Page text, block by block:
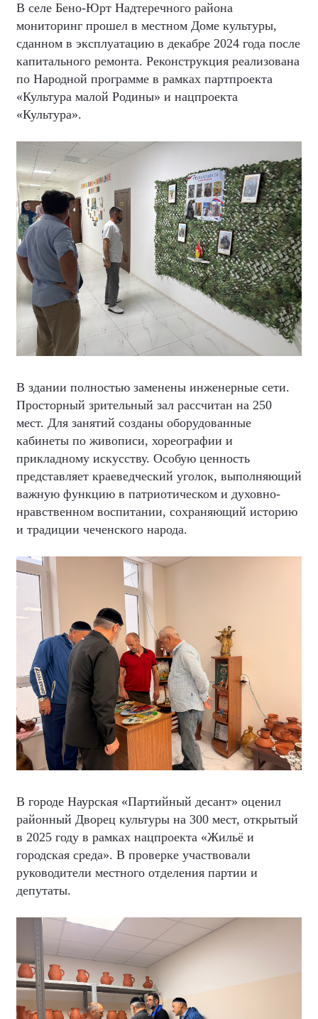
В селе Бено-Юрт Надтеречного района
мониторинг прошел в местном Доме культуры,
сданном в эксплуатацию в декабре 2024 года после
капитального ремонта. Реконструкция реализована
по Народной программе в рамках партпроекта
«Культура малой Родины» и нацпроекта
«Культура».
В здании полностью заменены инженерные сети.
Просторный зрительный зал рассчитан на 250
мест. Для занятий созданы оборудованные
кабинеты по живописи, хореографии и
прикладному искусству. Особую ценность
представляет краеведческий уголок, выполняющий
важную функцию в патриотическом и духовно-
нравственном воспитании, сохраняющий историю
и традиции чеченского народа.
В городе Наурская «Партийный десант» оценил
районный Дворец культуры на 300 мест, открытый
в 2025 году в рамках нацпроекта «Жильё и
городская среда». В проверке участвовали
руководители местного отделения партии и
депутаты.